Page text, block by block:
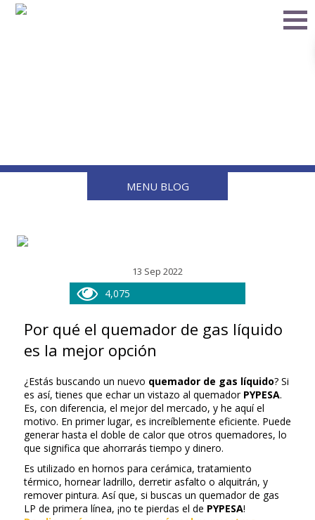
MENU BLOG
13 Sep 2022
4,075
Por qué el quemador de gas líquido
es la mejor opción
¿Estás buscando un nuevo quemador de gas líquido? Si
es así, tienes que echar un vistazo al quemador PYPESA.
Es, con diferencia, el mejor del mercado, y he aquí el
motivo. En primer lugar, es increíblemente eficiente. Puede
generar hasta el doble de calor que otros quemadores, lo
que significa que ahorrarás tiempo y dinero.
Es utilizado en hornos para cerámica, tratamiento
térmico, hornear ladrillo, derretir asfalto o alquitrán, y
remover pintura. Así que, si buscas un quemador de gas
LP de primera línea, ¡no te pierdas el de PYPESA!